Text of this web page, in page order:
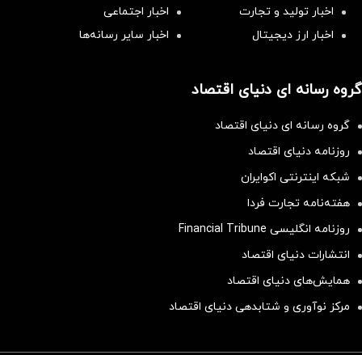
اخبار تولید و تجارت
اخبار اجتماعی
اخبار ارز دیجیتال
اخبار سایر رسانه‌‌ها
گروه رسانه ای دنیای اقتصاد
گروه رسانه ای دنیای اقتصاد
روزنامه دنیای اقتصاد
شبکه اینترنتی اکوایران
هفته‌نامه تجارت فردا
روزنامه انگلیسی Financial Tribune
انتشارات دنیای اقتصاد
همایش‌های دنیای اقتصاد
مرکز نوآوری و شتابدهی دنیای اقتصاد